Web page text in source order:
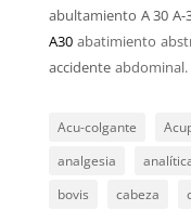
abultamiento A 30 A-
A30 abatimiento
accidente
Acu-colgante
analgesia
bovis
cabeza